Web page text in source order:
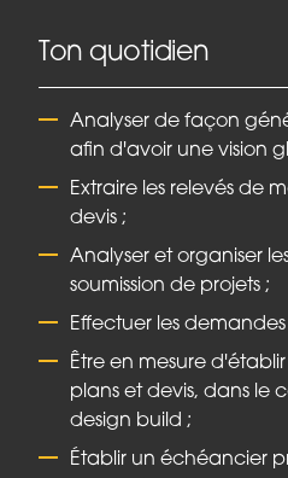
Ton quotidien
Analyser de façon
afin d'avoir une vision
Extraire les relevés de
devis ;
Analyser et organiser
soumission de projets ;
Effectuer les
Être en mesure d'établir
plans et devis, dans le
design build ;
Établir un échéancier